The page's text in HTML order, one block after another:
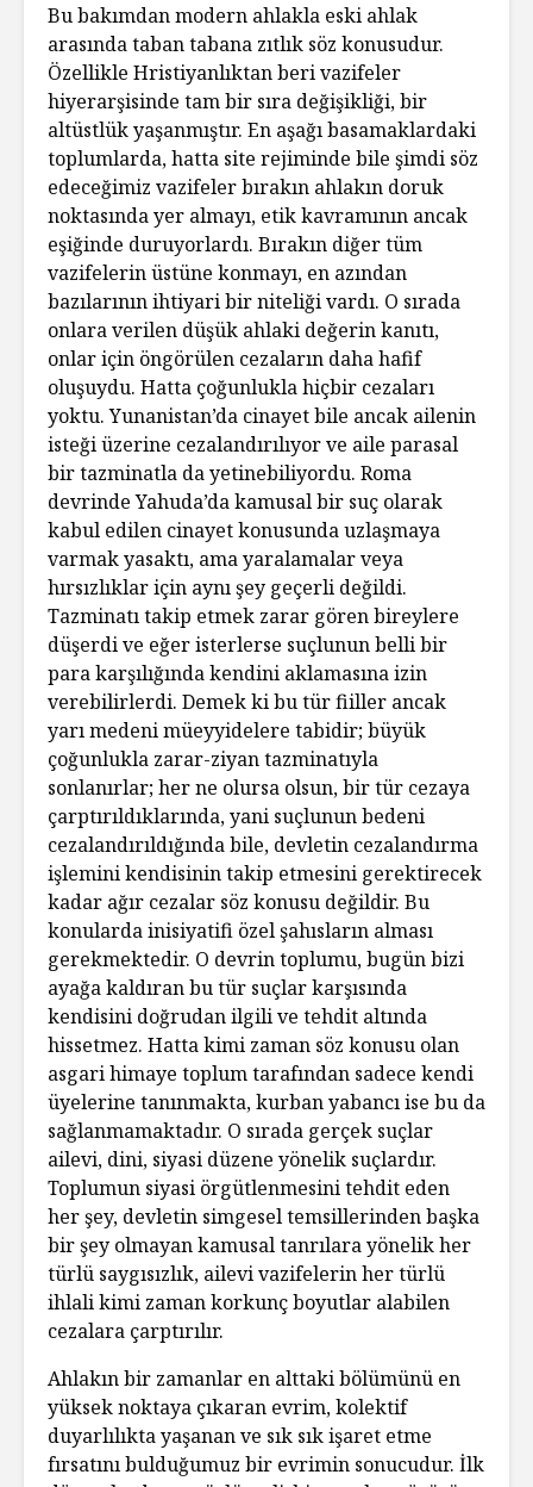
Bu bakımdan modern ahlakla eski ahlak
arasında taban tabana zıtlık söz konusudur.
Özellikle Hristiyanlıktan beri vazifeler
hiyerarşisinde tam bir sıra değişikliği, bir
altüstlük yaşanmıştır. En aşağı basamaklardaki
toplumlarda, hatta site rejiminde bile şimdi söz
edeceğimiz vazifeler bırakın ahlakın doruk
noktasında yer almayı, etik kavramının ancak
eşiğinde duruyorlardı. Bırakın diğer tüm
vazifelerin üstüne konmayı, en azından
bazılarının ihtiyari bir niteliği vardı. O sırada
onlara verilen düşük ahlaki değerin kanıtı,
onlar için öngörülen cezaların daha hafif
oluşuydu. Hatta çoğunlukla hiçbir cezaları
yoktu. Yunanistan’da cinayet bile ancak ailenin
isteği üzerine cezalandırılıyor ve aile parasal
bir tazminatla da yetinebiliyordu. Roma
devrinde Yahuda’da kamusal bir suç olarak
kabul edilen cinayet konusunda uzlaşmaya
varmak yasaktı, ama yaralamalar veya
hırsızlıklar için aynı şey geçerli değildi.
Tazminatı takip etmek zarar gören bireylere
düşerdi ve eğer isterlerse suçlunun belli bir
para karşılığında kendini aklamasına izin
verebilirlerdi. Demek ki bu tür fiiller ancak
yarı medeni müeyyidelere tabidir; büyük
çoğunlukla zarar-ziyan tazminatıyla
sonlanırlar; her ne olursa olsun, bir tür cezaya
çarptırıldıklarında, yani suçlunun bedeni
cezalandırıldığında bile, devletin cezalandırma
işlemini kendisinin takip etmesini gerektirecek
kadar ağır cezalar söz konusu değildir. Bu
konularda inisiyatifi özel şahısların alması
gerekmektedir. O devrin toplumu, bugün bizi
ayağa kaldıran bu tür suçlar karşısında
kendisini doğrudan ilgili ve tehdit altında
hissetmez. Hatta kimi zaman söz konusu olan
asgari himaye toplum tarafından sadece kendi
üyelerine tanınmakta, kurban yabancı ise bu da
sağlanmamaktadır. O sırada gerçek suçlar
ailevi, dini, siyasi düzene yönelik suçlardır.
Toplumun siyasi örgütlenmesini tehdit eden
her şey, devletin simgesel temsillerinden başka
bir şey olmayan kamusal tanrılara yönelik her
türlü saygısızlık, ailevi vazifelerin her türlü
ihlali kimi zaman korkunç boyutlar alabilen
cezalara çarptırılır.
Ahlakın bir zamanlar en alttaki bölümünü en
yüksek noktaya çıkaran evrim, kolektif
duyarlılıkta yaşanan ve sık sık işaret etme
fırsatını bulduğumuz bir evrimin sonucudur. İlk